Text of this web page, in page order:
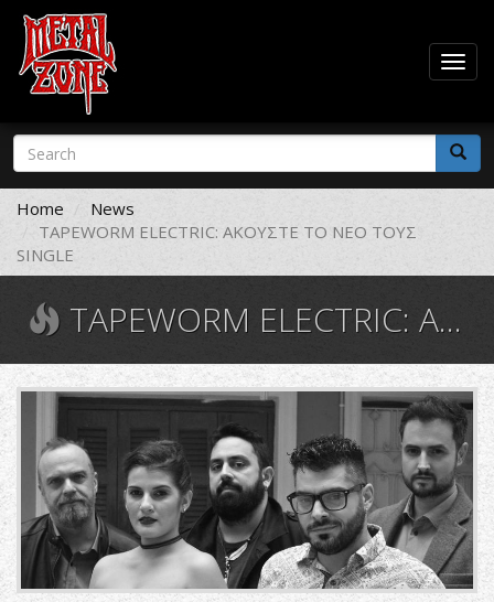
Skip
main
content
Search
form
Search
Home
News
TAPEWORM ELECTRIC: ΑΚΟΥΣΤΕ ΤΟ ΝΕΟ ΤΟΥΣ
SINGLE
TAPEWORM ELECTRIC: ΑΚΟΥΣΤΕ ΤΟ ΝΕΟ ΤΟΥΣ SINGLE
Band1.jpg